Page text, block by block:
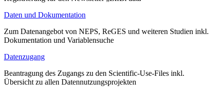
Daten und Dokumentation
Zum Datenangebot von NEPS, ReGES und weiteren Studien inkl.
Dokumentation und Variablensuche
Datenzugang
Beantragung des Zugangs zu den Scientific-Use-Files inkl.
Übersicht zu allen Datennutzungsprojekten